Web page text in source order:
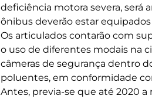
deficiência motora severa, será
ônibus deverão estar
Os articulados contarão com
o uso de diferentes modais na
câmeras de segurança dentro
poluentes, em conformidade
Antes, previa-se que até 2020 a